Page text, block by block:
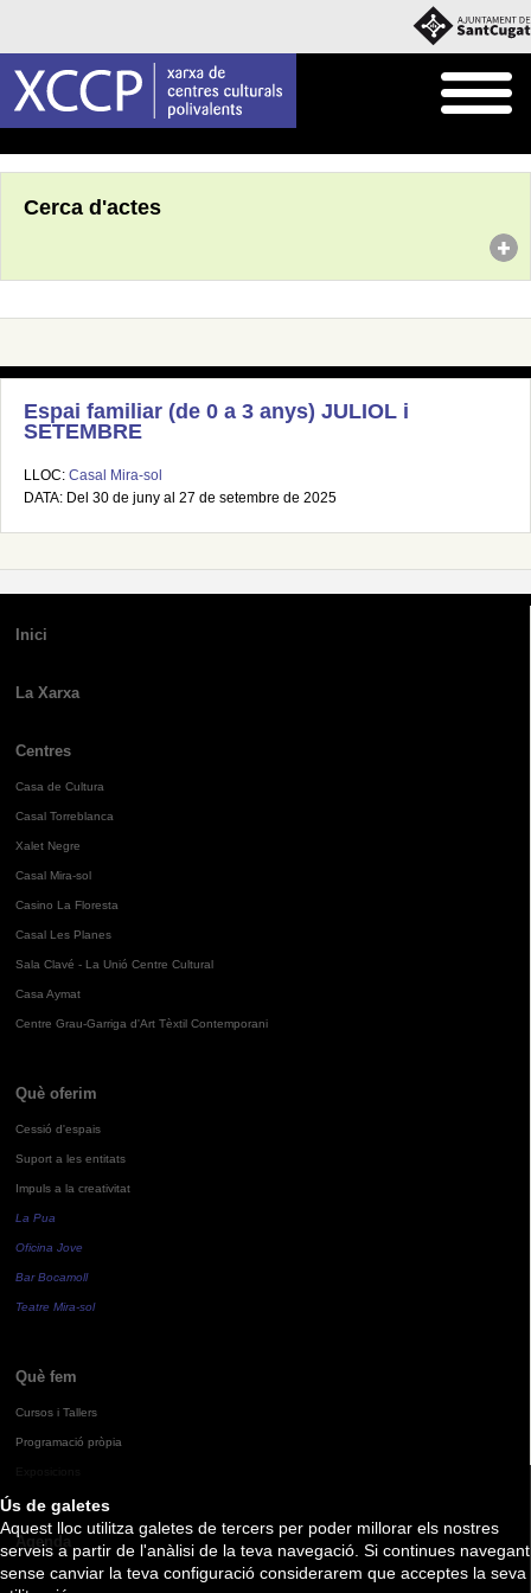
Ús de galetes
Aquest lloc utilitza galetes de tercers per poder millorar els nostres
serveis a partir de l'anàlisi de la teva navegació. Si continues navegant
sense canviar la teva configuració considerarem que acceptes la seva
Cerca d'actes
Espai familiar (de 0 a 3 anys) JULIOL i
SETEMBRE
LLOC: Casal Mira-sol
DATA: Del 30 de juny al 27 de setembre de 2025
Inici
La Xarxa
Centres
Casa de Cultura
Casal Torreblanca
Xalet Negre
Casal Mira-sol
Casino La Floresta
Casal Les Planes
Sala Clavé - La Unió Centre Cultural
Casa Aymat
Centre Grau-Garriga d'Art Tèxtil Contemporani
Què oferim
Cessió d'espais
Suport a les entitats
Impuls a la creativitat
La Pua
Oficina Jove
Bar Bocamoll
Teatre Mira-sol
Què fem
Cursos i Tallers
Programació pròpia
Agenda